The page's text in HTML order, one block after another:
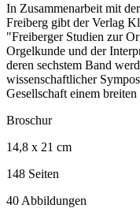
In Zusammenarbeit mit
Freiberg gibt der Verlag
"Freiberger Studien zur
Orgelkunde und der
deren sechstem Band
wissenschaftlicher
Gesellschaft einem
Broschur
14,8 x 21 cm
148 Seiten
40 Abbildungen